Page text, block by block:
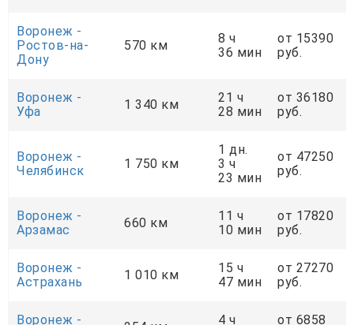
Воронеж -
Ростов-на-
Дону
570 км
8 ч
36 мин
от 15390
руб.
Воронеж -
Уфа
1 340 км
21 ч
28 мин
от 36180
руб.
Воронеж -
Челябинск
1 750 км
1 дн.
3 ч
23 мин
от 47250
руб.
Воронеж -
Арзамас
660 км
11 ч
10 мин
от 17820
руб.
Воронеж -
Астрахань
1 010 км
15 ч
47 мин
от 27270
руб.
Воронеж - 4 ч от 6858